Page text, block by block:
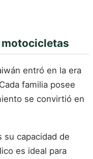
motocicletas
entró en la era
familia posee
se convirtió en
su capacidad de
es ideal para